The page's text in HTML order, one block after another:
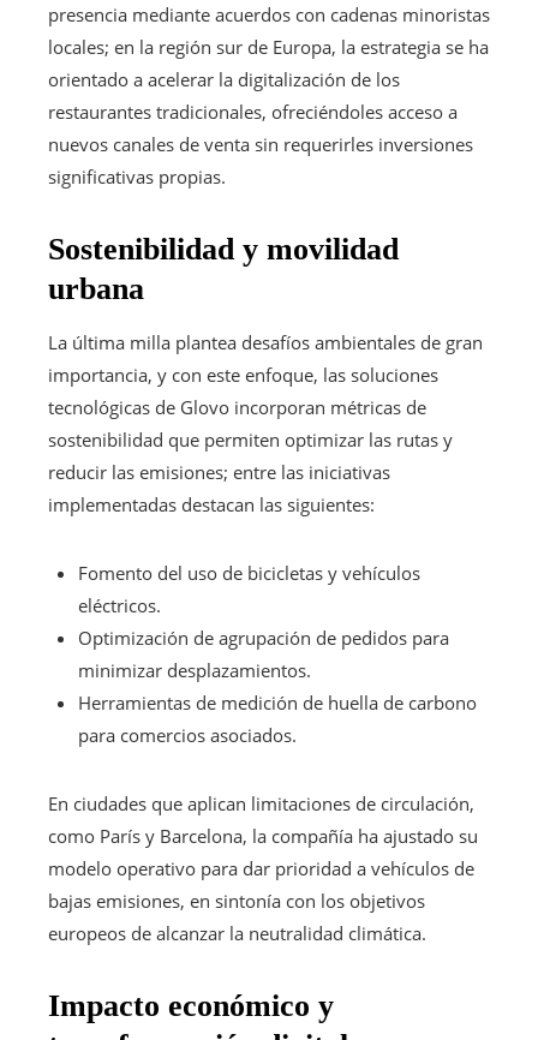
presencia mediante acuerdos con cadenas minoristas
locales; en la región sur de Europa, la estrategia se ha
orientado a acelerar la digitalización de los
restaurantes tradicionales, ofreciéndoles acceso a
nuevos canales de venta sin requerirles inversiones
significativas propias.
Sostenibilidad y movilidad
urbana
La última milla plantea desafíos ambientales de gran
importancia, y con este enfoque, las soluciones
tecnológicas de Glovo incorporan métricas de
sostenibilidad que permiten optimizar las rutas y
reducir las emisiones; entre las iniciativas
implementadas destacan las siguientes:
Fomento del uso de bicicletas y vehículos
eléctricos.
Optimización de agrupación de pedidos para
minimizar desplazamientos.
Herramientas de medición de huella de carbono
para comercios asociados.
En ciudades que aplican limitaciones de circulación,
como París y Barcelona, la compañía ha ajustado su
modelo operativo para dar prioridad a vehículos de
bajas emisiones, en sintonía con los objetivos
europeos de alcanzar la neutralidad climática.
Impacto económico y